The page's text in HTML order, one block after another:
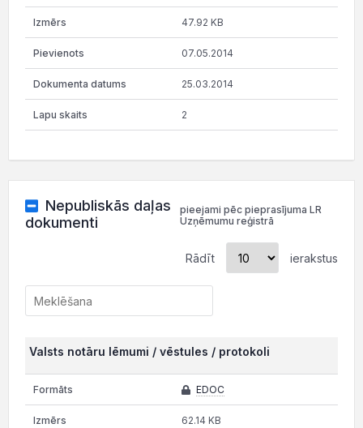
47.92 KB
07.05.2014
25.03.2014
2
Nepubliskās daļas
dokumenti
pieejami pēc pieprasījuma LR
Uzņēmumu reģistrā
Rādīt ierakstus
Valsts notāru lēmumi / vēstules / protokoli
EDOC
62.14 KB